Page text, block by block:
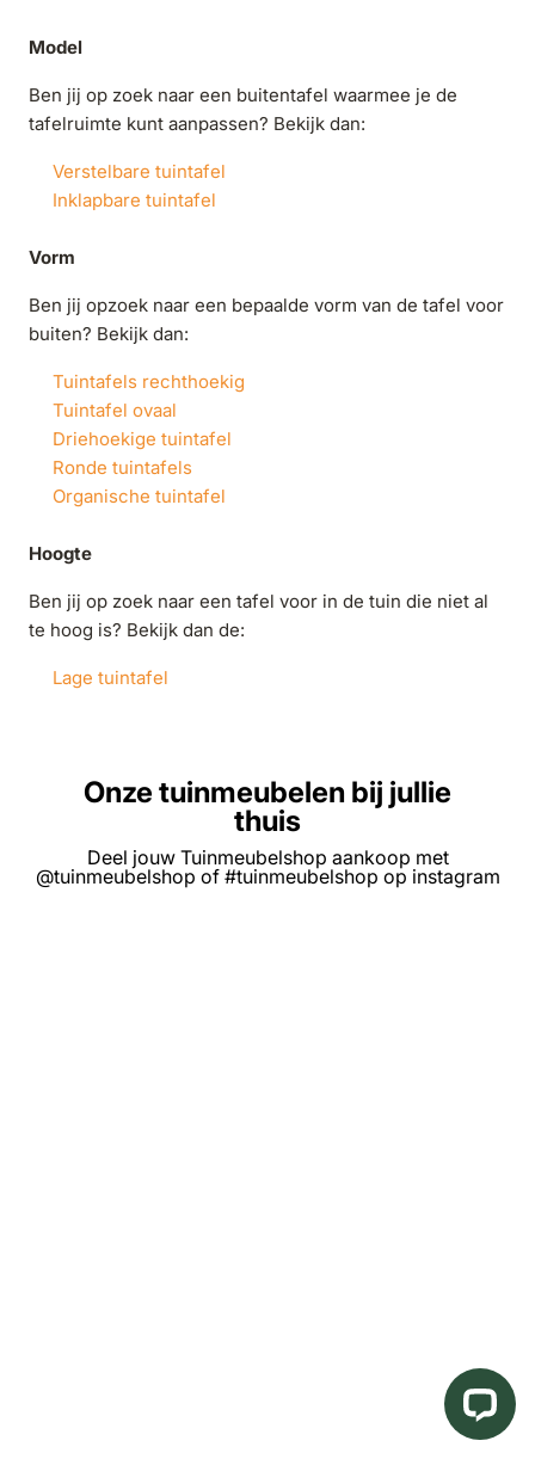
Model
Ben jij op zoek naar een buitentafel waarmee je de
tafelruimte kunt aanpassen? Bekijk dan:
Verstelbare tuintafel
Inklapbare tuintafel
Vorm
Ben jij opzoek naar een bepaalde vorm van de tafel voor
buiten? Bekijk dan:
Tuintafels rechthoekig
Tuintafel ovaal
Driehoekige tuintafel
Ronde tuintafels
Organische tuintafel
Hoogte
Ben jij op zoek naar een tafel voor in de tuin die niet al
te hoog is? Bekijk dan de:
Lage tuintafel
Onze tuinmeubelen bij jullie
thuis
Deel jouw Tuinmeubelshop aankoop met
@tuinmeubelshop of #tuinmeubelshop op instagram